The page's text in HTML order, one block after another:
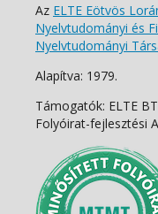
Az ELTE Eötvös
Nyelvtudományi és
Nyelvtudományi
Alapítva: 1979.
Támogatók: ELTE
Folyóirat-fejlesztési